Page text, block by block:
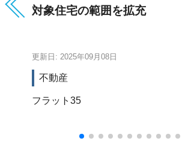
対象住宅の範囲を拡充
更新日: 2025年09月08日
不動産
フラット35